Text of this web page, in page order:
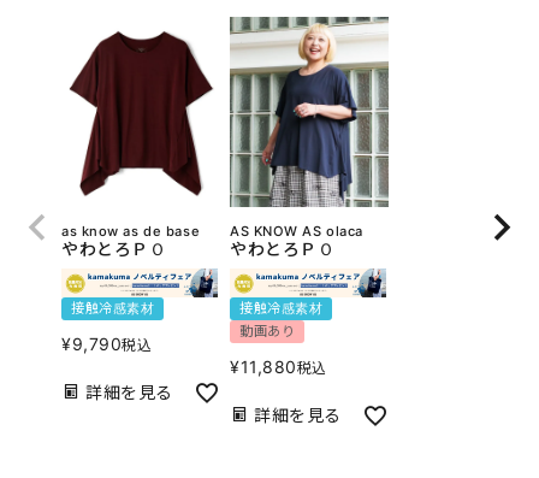
as know as de base
やわとろＰＯ
接触冷感素材
¥9,790税込
詳細を見る
AS KNOW AS olaca
やわとろＰＯ
接触冷感素材
動画あり
¥11,880税込
詳細を見る